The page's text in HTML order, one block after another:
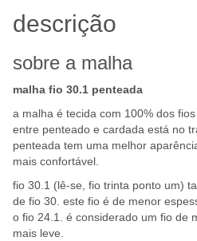
descrição
sobre a malha
malha fio 30.1 penteada
a malha é tecida com 100% dos
entre penteado e cardada está no
penteada tem uma melhor
mais confortável.
fio 30.1 (lê-se, fio trinta ponto um)
de fio 30. este fio é de menor
o fio 24.1. é considerado um fio de
mais leve.